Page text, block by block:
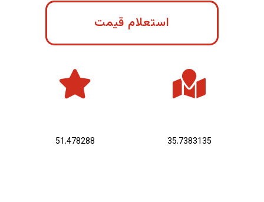
استعلام قیمت
35.7383135
51.478288